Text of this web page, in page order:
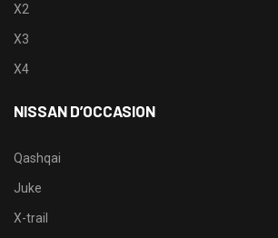
X2
X3
X4
NISSAN D’OCCASION
Qashqai
Juke
X-trail